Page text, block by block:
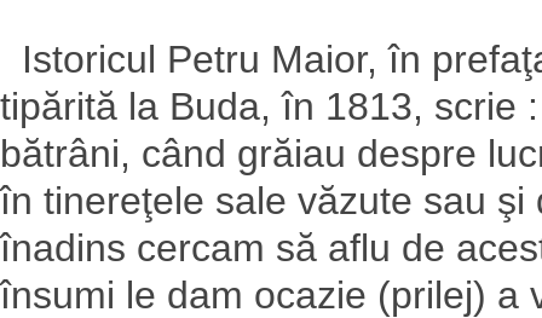
Istoricul Petru Maior, în
tipărită la Buda, în 1813, scrie
bătrâni, când grăiau despre
în tinereţele sale văzute sau
înadins cercam să aflu de
însumi le dam ocazie (prilej) a